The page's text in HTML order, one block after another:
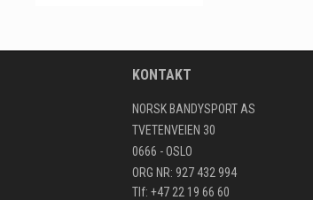
KONTAKT
NORSK BANDYSPORT AS
TVETENVEIEN 30
0666 - OSLO
ORG NR: 927 432 994
Tlf: +47 22 19 66 60